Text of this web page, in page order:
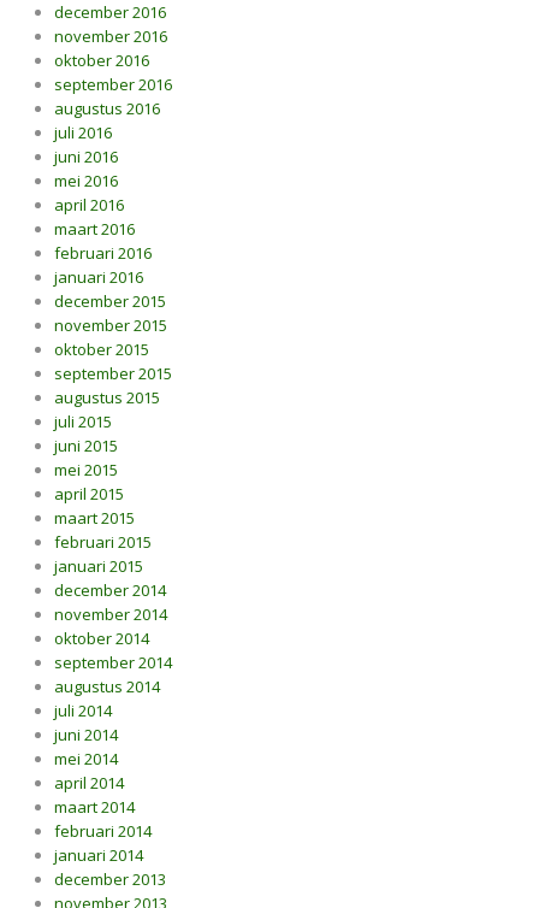
december 2016
november 2016
oktober 2016
september 2016
augustus 2016
juli 2016
juni 2016
mei 2016
april 2016
maart 2016
februari 2016
januari 2016
december 2015
november 2015
oktober 2015
september 2015
augustus 2015
juli 2015
juni 2015
mei 2015
april 2015
maart 2015
februari 2015
januari 2015
december 2014
november 2014
oktober 2014
september 2014
augustus 2014
juli 2014
juni 2014
mei 2014
april 2014
maart 2014
februari 2014
januari 2014
december 2013
november 2013